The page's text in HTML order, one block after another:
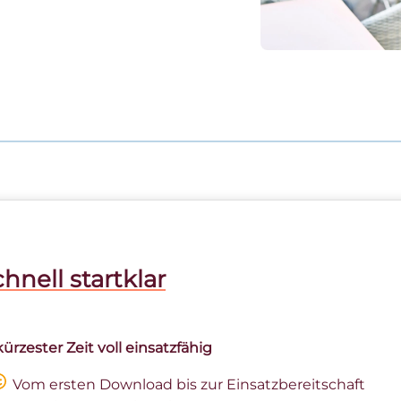
startklar
Zeit voll einsatzfähig
Vom ersten Download bis zur Einsatzbereitschaft